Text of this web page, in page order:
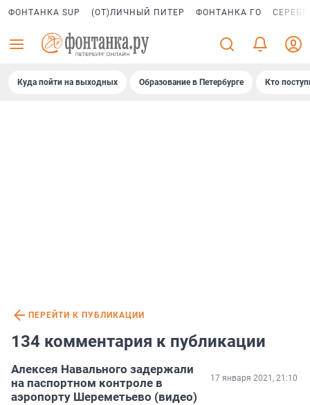
ФОНТАНКА SUP (ОТ)ЛИЧНЫЙ ПИТЕР ФОНТАНКА ГО
Куда пойти на выходных Образование в Петербурге Кто
ПЕРЕЙТИ К ПУБЛИКАЦИИ
134 комментария к публикации
Алексея Навального задержали
на паспортном контроле в
аэропорту Шереметьево (видео)
17 января 2021, 21:10